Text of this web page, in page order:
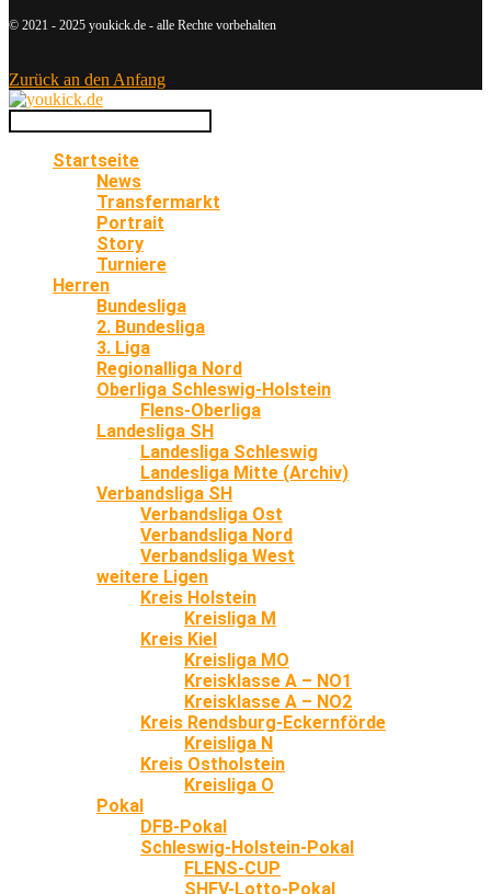
© 2021 - 2025 youkick.de - alle Rechte vorbehalten
Zurück an den Anfang
Startseite
News
Transfermarkt
Portrait
Story
Turniere
Herren
Bundesliga
2. Bundesliga
3. Liga
Regionalliga Nord
Oberliga Schleswig-Holstein
Flens-Oberliga
Landesliga SH
Landesliga Schleswig
Landesliga Mitte (Archiv)
Verbandsliga SH
Verbandsliga Ost
Verbandsliga Nord
Verbandsliga West
weitere Ligen
Kreis Holstein
Kreisliga M
Kreis Kiel
Kreisliga MO
Kreisklasse A – NO1
Kreisklasse A – NO2
Kreis Rendsburg-Eckernförde
Kreisliga N
Kreis Ostholstein
Kreisliga O
Pokal
DFB-Pokal
Schleswig-Holstein-Pokal
FLENS-CUP
SHFV-Lotto-Pokal